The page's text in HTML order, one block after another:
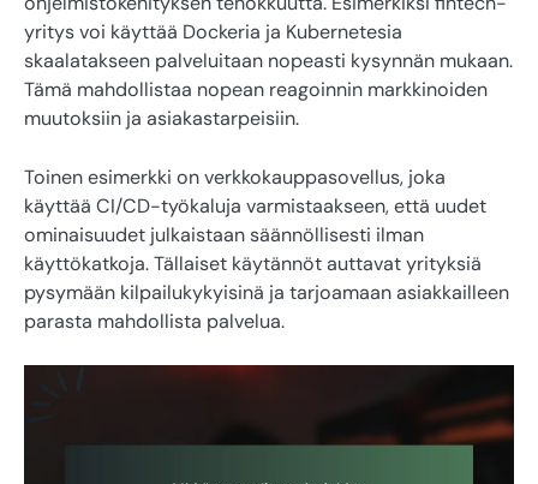
yritys voi käyttää Dockeria ja Kubernetesia
skaalatakseen palveluitaan nopeasti kysynnän mukaan.
Tämä mahdollistaa nopean reagoinnin markkinoiden
muutoksiin ja asiakastarpeisiin.
Toinen esimerkki on verkkokauppasovellus, joka
käyttää CI/CD-työkaluja varmistaakseen, että uudet
ominaisuudet julkaistaan säännöllisesti ilman
käyttökatkoja. Tällaiset käytännöt auttavat yrityksiä
pysymään kilpailukykyisinä ja tarjoamaan asiakkailleen
parasta mahdollista palvelua.